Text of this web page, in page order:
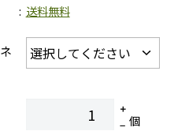
送料無料
個